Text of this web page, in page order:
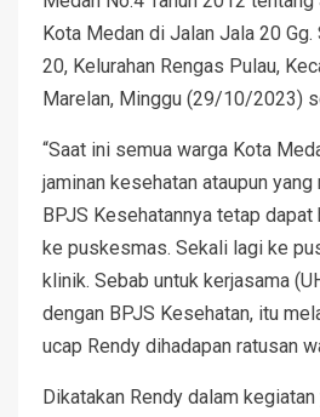
Kota Medan di Jalan Jala 20
20, Kelurahan Rengas Pulau,
Marelan, Minggu (29/10/2023)
“Saat ini semua warga Kota
jaminan kesehatan ataupun yang
BPJS Kesehatannya tetap
ke puskesmas. Sekali lagi ke
klinik. Sebab untuk kerjasama
dengan BPJS Kesehatan, itu
ucap Rendy dihadapan ratusan
Dikatakan Rendy dalam